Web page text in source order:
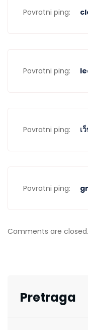
Povratni ping:
Povratni ping:
Povratni ping: เ
Povratni ping:
Comments are closed.
Pretraga